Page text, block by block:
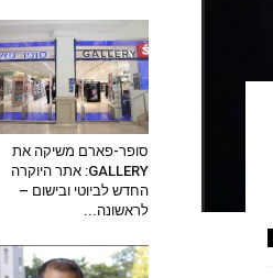
סופר-פארם משיקה את
GALLERY: אתר היוקרה
החדש לביוטי ובישום –
לראשונה...